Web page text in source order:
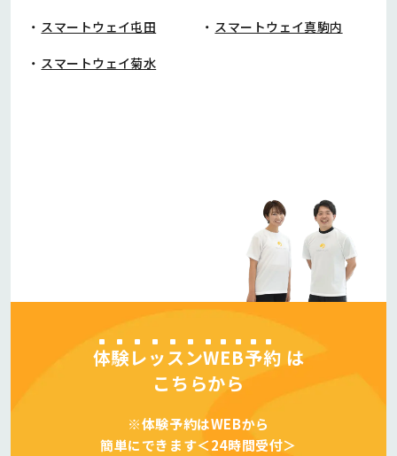
スマートウェイ屯田 スマートウェイ真駒内
スマートウェイ菊水
体験レッスンWEB予約 は
こちらから
※体験予約はWEBから
簡単にできます＜24時間受付＞